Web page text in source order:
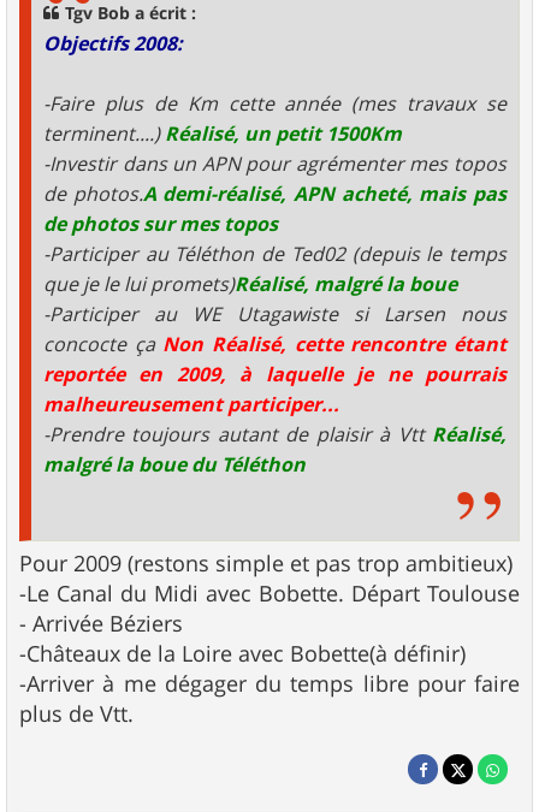
Tgv Bob a écrit :
Objectifs 2008:
-Faire plus de Km cette année (mes travaux se
terminent....)Réalisé, un petit 1500Km
-Investir dans un APN pour agrémenter mes topos
de photos.A demi-réalisé, APN acheté, mais pas
de photos sur mes topos
-Participer au Téléthon de Ted02 (depuis le temps
que je le lui promets)Réalisé, malgré la boue
-Participer au WE Utagawiste si Larsen nous
concocte ça Non Réalisé, cette rencontre étant
reportée en 2009, à laquelle je ne pourrais
malheureusement participer...
-Prendre toujours autant de plaisir à Vtt Réalisé,
malgré la boue du Téléthon
Pour 2009 (restons simple et pas trop ambitieux)
-Le Canal du Midi avec Bobette. Départ Toulouse
- Arrivée Béziers
-Châteaux de la Loire avec Bobette(à définir)
-Arriver à me dégager du temps libre pour faire
plus de Vtt.